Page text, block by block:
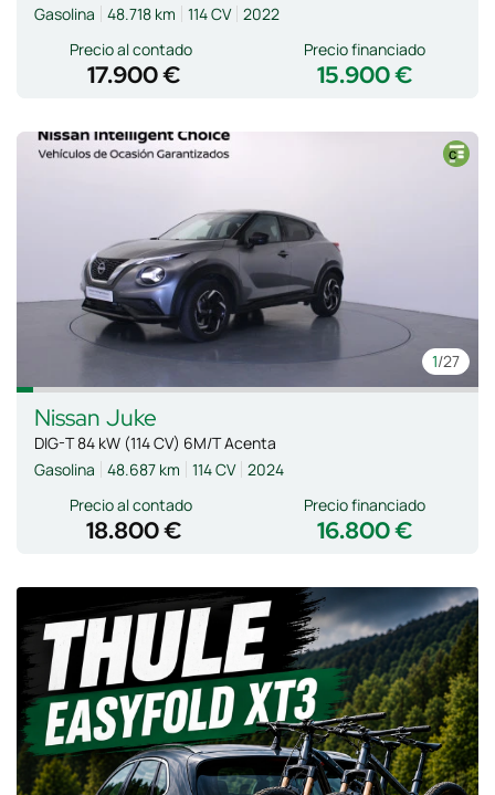
Gasolina
48.718 km 114 CV 2022
Precio al contado
17.900 € 15.900 €
Precio financiado
1/27
Nissan Juke
DIG-T 84 kW (114 CV) 6M/T Acenta
Gasolina
48.687 km 114 CV 2024
Precio al contado
18.800 € 16.800 €
Precio financiado